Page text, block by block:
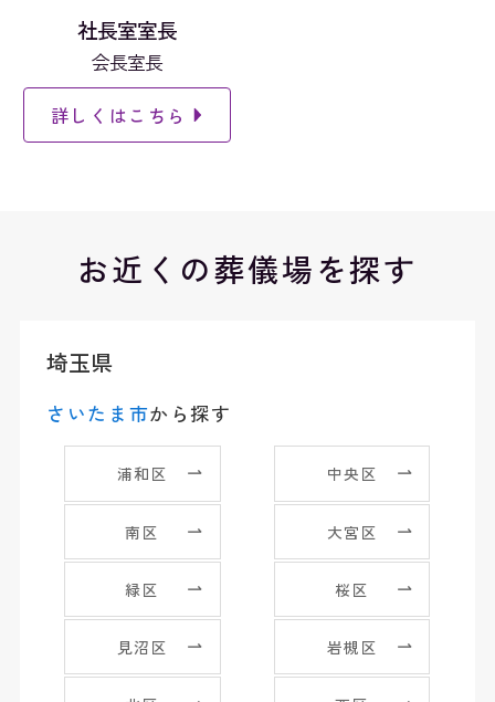
社長室室長
会長室長
詳しくはこちら
お近くの葬儀場を探す
埼玉県
さいたま市から探す
浦和区 中央区
南区 大宮区
緑区 桜区
見沼区 岩槻区